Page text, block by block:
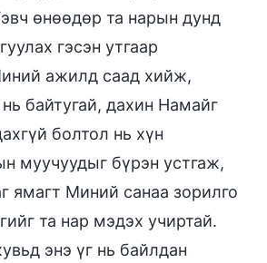
өнөөдөр та нарын дунд
гэсэн утгаар
ажилд саад хийж,
байтугай, дахин Намайг
болтол нь хүн
муучуудыг бүрэн устгаж,
ямагт Миний санаа зорилго
та нар мэдэх учиртай.
энэ үг нь байлдан